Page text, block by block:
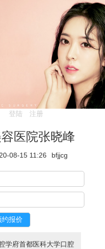
登陆 注册
容医院张晓峰
08-15 11:26 bfjjcg
学府首都医科大学口腔